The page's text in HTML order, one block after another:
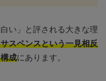
い」と評される大きな理
スペンスという一見相反
成にあります。